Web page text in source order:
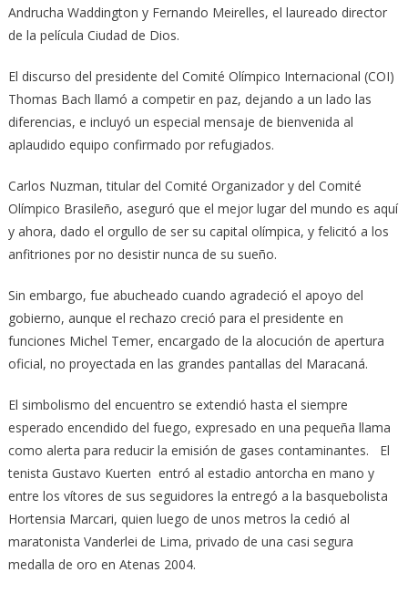
Andrucha Waddington y Fernando Meirelles, el laureado director
de la película Ciudad de Dios.
El discurso del presidente del Comité Olímpico Internacional (COI)
Thomas Bach llamó a competir en paz, dejando a un lado las
diferencias, e incluyó un especial mensaje de bienvenida al
aplaudido equipo confirmado por refugiados.
Carlos Nuzman, titular del Comité Organizador y del Comité
Olímpico Brasileño, aseguró que el mejor lugar del mundo es aquí
y ahora, dado el orgullo de ser su capital olímpica, y felicitó a los
anfitriones por no desistir nunca de su sueño.
Sin embargo, fue abucheado cuando agradeció el apoyo del
gobierno, aunque el rechazo creció para el presidente en
funciones Michel Temer, encargado de la alocución de apertura
oficial, no proyectada en las grandes pantallas del Maracaná.
El simbolismo del encuentro se extendió hasta el siempre
esperado encendido del fuego, expresado en una pequeña llama
como alerta para reducir la emisión de gases contaminantes. El
tenista Gustavo Kuerten entró al estadio antorcha en mano y
entre los vítores de sus seguidores la entregó a la basquebolista
Hortensia Marcari, quien luego de unos metros la cedió al
maratonista Vanderlei de Lima, privado de una casi segura
medalla de oro en Atenas 2004.